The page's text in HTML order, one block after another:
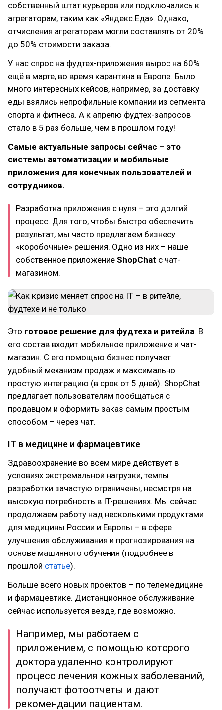
собственный штат курьеров или подключались к
агрегаторам, таким как «Яндекс.Еда». Однако,
отчисления агрегаторам могли составлять от 20%
до 50% стоимости заказа.
У нас спрос на фудтех-приложения вырос на 60%
ещё в марте, во время карантина в Европе. Было
много интересных кейсов, например, за доставку
еды взялись непрофильные компании из сегмента
спорта и фитнеса. А к апрелю фудтех-запросов
стало в 5 раз больше, чем в прошлом году!
Самые актуальные запросы сейчас – это
системы автоматизации и мобильные
приложения для конечных пользователей и
сотрудников.
Разработка приложения с нуля – это долгий
процесс. Для того, чтобы быстро обеспечить
результат, мы часто предлагаем бизнесу
«коробочные» решения. Одно из них – наше
собственное приложение ShopChat с чат-
магазином.
Это готовое решение для фудтеха и ритейла. В
его состав входит мобильное приложение и чат-
магазин. С его помощью бизнес получает
удобный механизм продаж и максимально
простую интеграцию (в срок от 5 дней). ShopChat
предлагает пользователям пообщаться с
продавцом и оформить заказ самым простым
способом – через чат.
IT в медицине и фармацевтике
Здравоохранение во всем мире действует в
условиях экстремальной нагрузки, темпы
разработки зачастую ограничены, несмотря на
высокую потребность в IT-решениях. Мы сейчас
продолжаем работу над несколькими продуктами
для медицины России и Европы – в сфере
улучшения обслуживания и прогнозирования на
основе машинного обучения (подробнее в
прошлой статье).
Больше всего новых проектов – по телемедицине
и фармацевтике. Дистанционное обслуживание
сейчас используется везде, где возможно.
Например, мы работаем с
приложением, с помощью которого
доктора удаленно контролируют
процесс лечения кожных заболеваний,
получают фотоотчеты и дают
рекомендации пациентам.